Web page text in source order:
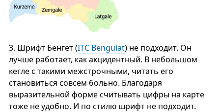
3. Шрифт Бенгет (ITC Benguiat) не подходит. Он
лучше работает, как акцидентный. В небольшом
кегле с такими межстрочными, читать его
становиться совсем больно. Благодаря
выразительной форме считывать цифры на карте
тоже не удобно. И по стилю шрифт не подходит.